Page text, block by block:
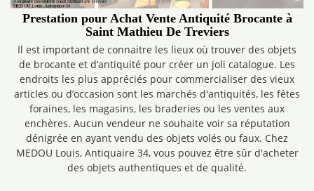
Prestation pour Achat Vente Antiquité Brocante à
Saint Mathieu De Treviers
Il est important de connaitre les lieux où trouver des objets
de brocante et d’antiquité pour créer un joli catalogue. Les
endroits les plus appréciés pour commercialiser des vieux
articles ou d’occasion sont les marchés d'antiquités, les fêtes
foraines, les magasins, les braderies ou les ventes aux
enchères. Aucun vendeur ne souhaite voir sa réputation
dénigrée en ayant vendu des objets volés ou faux. Chez
MEDOU Louis, Antiquaire 34, vous pouvez être sûr d'acheter
des objets authentiques et de qualité.